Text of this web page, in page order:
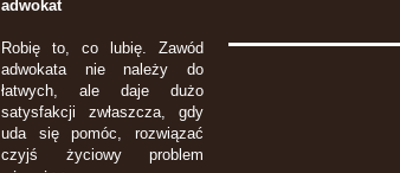
adwokat
Robię to, co lubię. Zawód
adwokata nie należy do
łatwych, ale daje dużo
satysfakcji zwłaszcza, gdy
uda się pomóc, rozwiązać
czyjś życiowy problem